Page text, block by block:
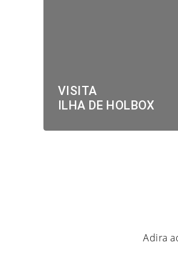
VISITA
ILHA DE HOLBOX
Adira